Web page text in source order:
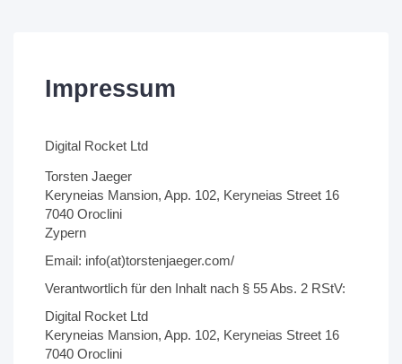
Impressum
Digital Rocket Ltd
Torsten Jaeger
Keryneias Mansion, App. 102, Keryneias Street 16
7040 Oroclini
Zypern
Email: info(at)torstenjaeger.com/
Verantwortlich für den Inhalt nach § 55 Abs. 2 RStV:
Digital Rocket Ltd
Keryneias Mansion, App. 102, Keryneias Street 16
7040 Oroclini